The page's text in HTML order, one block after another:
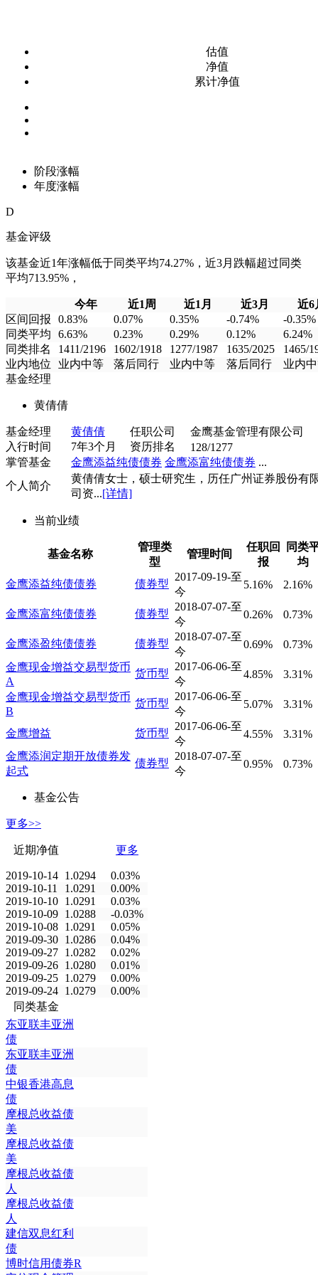
估值
净值
累计净值
阶段涨幅
年度涨幅
D
基金评级
该基金近1年涨幅低于同类平均74.27%，近3月跌幅超过同类
平均713.95%，
今年 近1周 近1月 近3月
近6
区间回报
0.83% 0.07% 0.35% -0.74%
-0.35%
同类平均
6.63% 0.23% 0.29% 0.12%
6.24%
同类排名
1411/2196 1602/1918 1277/1987 1635/2025
1465/
业内地位
业内中等 落后同行 业内中等 落后同行
业内
基金经理
黄倩倩
基金经理 黄倩倩 任职公司
金鹰基金管理有限公司
入行时间
7年3个月 资历排名
128/1277
掌管基金
金鹰添益纯债债券 金鹰添富纯债债券 ...
个人简介
黄倩倩女士，硕士研究生，历任广州证券股份有
司资...[详情]
当前业绩
基金名称
管理类
型
管理时间
任职回
报
同类
均
金鹰添益纯债债券
债券型
2017-09-19-至
今
5.16% 2.16%
金鹰添富纯债债券 债券型
2018-07-07-至
今
0.26% 0.73%
金鹰添盈纯债债券 债券型
2018-07-07-至
今
0.69%
0.73%
金鹰现金增益交易型货币
A
货币型
2017-06-06-至
今
4.85%
3.31%
金鹰现金增益交易型货币
B
货币型
2017-06-06-至
今
5.07% 3.31%
金鹰增益 货币型
2017-06-06-至
今
4.55%
3.31%
金鹰添润定期开放债券发
起式
债券型
2018-07-07-至
今
0.95% 0.73%
基金公告
更多>>
近期净值 更多
2019-10-14 1.0294
0.03%
2019-10-11
1.0291
0.00%
2019-10-10 1.0291
0.03%
2019-10-09 1.0288
-0.03%
2019-10-08 1.0291
0.05%
2019-09-30 1.0286
0.04%
2019-09-27 1.0282
0.02%
2019-09-26 1.0280
0.01%
2019-09-25 1.0279
0.00%
2019-09-24 1.0279
0.00%
同类基金
东亚联丰亚洲
债
东亚联丰亚洲
债
中银香港高息
债
摩根总收益债
美
摩根总收益债
美
摩根总收益债
人
摩根总收益债
人
建信双息红利
债
博时信用债券R